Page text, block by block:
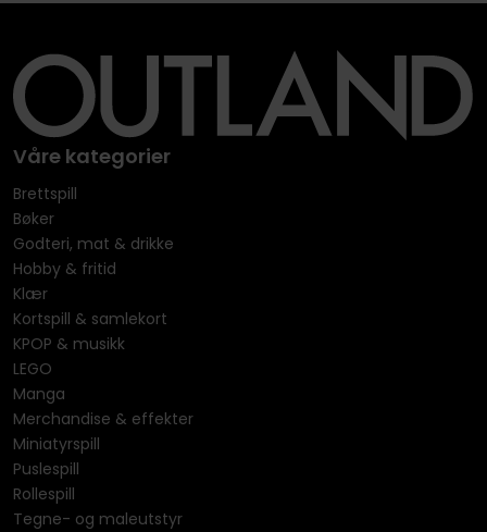
Våre kategorier
Brettspill
Bøker
Godteri, mat & drikke
Hobby & fritid
Klær
Kortspill & samlekort
KPOP & musikk
LEGO
Manga
Merchandise & effekter
Miniatyrspill
Puslespill
Rollespill
Tegne- og maleutstyr